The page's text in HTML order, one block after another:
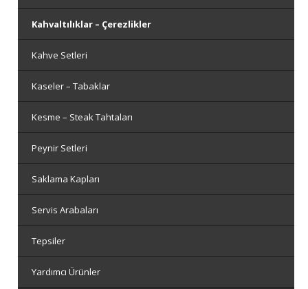
Kahvaltılıklar – Çerezlikler
Kahve Setleri
Kaseler – Tabaklar
Kesme – Steak Tahtaları
Peynir Setleri
Saklama Kapları
Servis Arabaları
Tepsiler
Yardımcı Ürünler